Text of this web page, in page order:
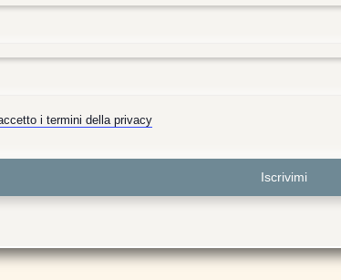
i termini della privacy
Iscrivimi